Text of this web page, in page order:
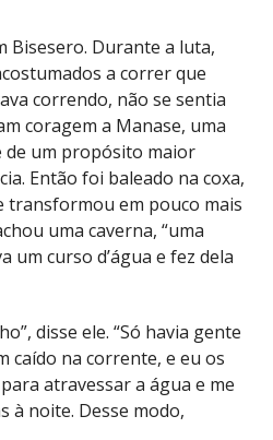
Bisesero. Durante a luta,
a correr que
correndo, não se sentia
coragem a Manase, uma
de um propósito maior
Então foi baleado na coxa,
transformou em pouco mais
uma caverna, “uma
um curso d’água e fez dela
disse ele. “Só havia gente
caído na corrente, e eu os
atravessar a água e me
à noite. Desse modo,